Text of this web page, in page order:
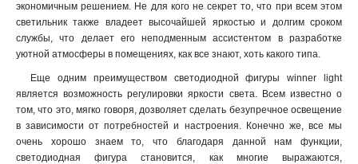
экономичным решением. Не для кого не секрет то, что при всем этом
светильник также владеет высочайшей яркостью и долгим сроком
службы, что делает его неподменным ассистентом в разработке
уютной атмосферы в помещениях, как все знают, хоть какого типа.
Еще одним преимуществом светодиодной фигуры winner light
является возможность регулировки яркости света. Всем известно о
том, что это, мягко говоря, дозволяет сделать безупречное освещение
в зависимости от потребностей и настроения. Конечно же, все мы
очень хорошо знаем то, что благодаря данной нам функции,
светодиодная фигура становится, как многие выражаются,